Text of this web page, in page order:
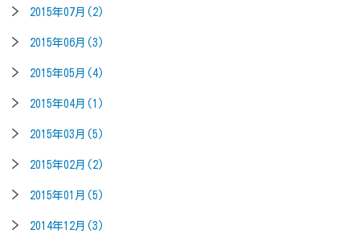
2015年07月(2)
2015年06月(3)
2015年05月(4)
2015年04月(1)
2015年03月(5)
2015年02月(2)
2015年01月(5)
2014年12月(3)